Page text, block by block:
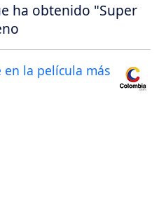
ha obtenido "Super